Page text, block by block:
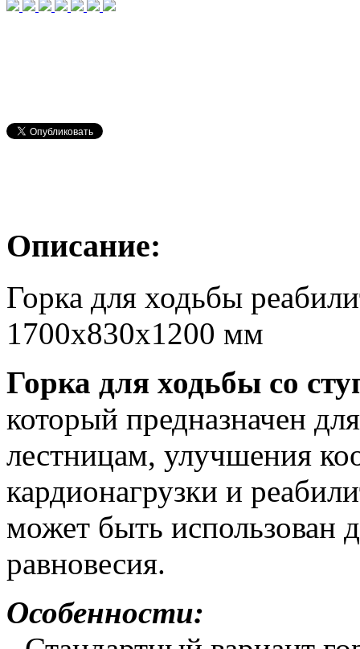
Описание:
Горка для ходьбы
1700х830х1200 мм
Горка для ходьбы со
который предназначен
лестницам, улучшения
кардионагрузки и
может быть использован
равновесия.
Особенности: